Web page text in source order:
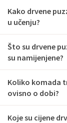
Kako drvene
u učenju?
Što su drvene
su namijenjene?
Koliko komada
ovisno o dobi?
Koje su cijene